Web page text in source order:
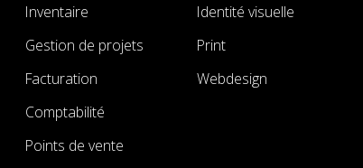
Inventaire
Gestion de projets
Facturation
Comptabilité
Points de vente
Identité visuelle
Print
Webdesign